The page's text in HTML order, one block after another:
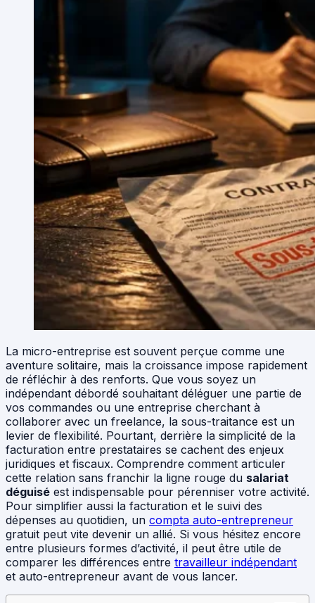
La micro-entreprise est souvent perçue comme une
aventure solitaire, mais la croissance impose rapidement
de réfléchir à des renforts. Que vous soyez un
indépendant débordé souhaitant déléguer une partie de
vos commandes ou une entreprise cherchant à
collaborer avec un freelance, la sous-traitance est un
levier de flexibilité. Pourtant, derrière la simplicité de la
facturation entre prestataires se cachent des enjeux
juridiques et fiscaux. Comprendre comment articuler
cette relation sans franchir la ligne rouge du salariat
déguisé est indispensable pour pérenniser votre activité.
Pour simplifier aussi la facturation et le suivi des
dépenses au quotidien, un compta auto-entrepreneur
gratuit peut vite devenir un allié. Si vous hésitez encore
entre plusieurs formes d’activité, il peut être utile de
comparer les différences entre travailleur indépendant
et auto-entrepreneur avant de vous lancer.